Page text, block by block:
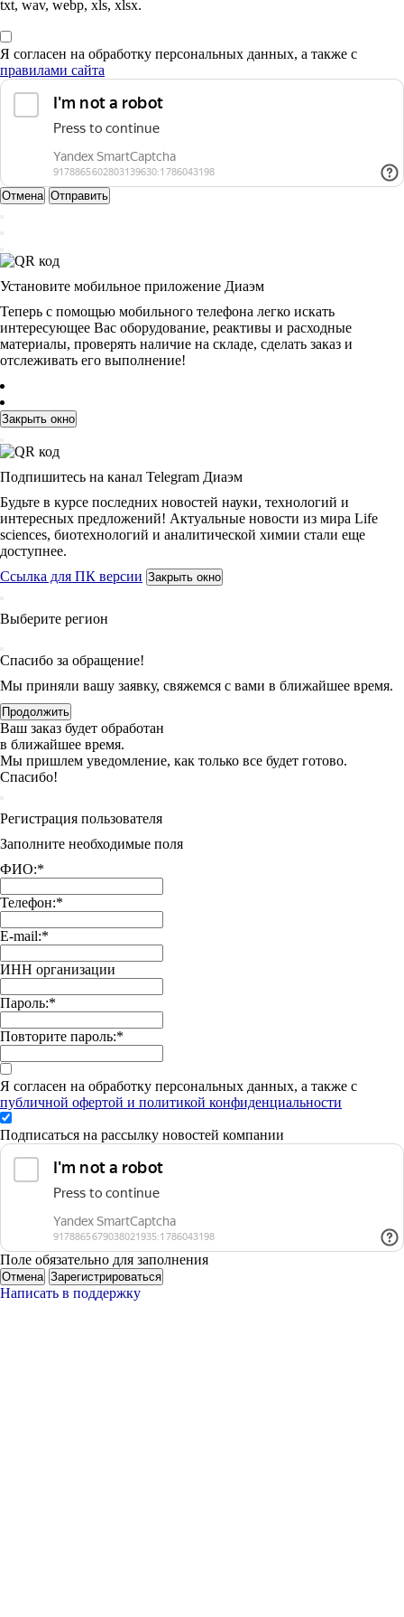
txt, wav, webp, xls, xlsx.
Я согласен на обработку персональных данных, а также с
правилами сайта
Отмена Отправить
Установите мобильное приложение Диаэм
Теперь с помощью мобильного телефона легко искать
интересующее Вас оборудование, реактивы и расходные
материалы, проверять наличие на складе, сделать заказ и
отслеживать его выполнение!
Закрыть окно
Подпишитесь на канал Telegram Диаэм
Будьте в курсе последних новостей науки, технологий и
интересных предложений! Актуальные новости из мира Life
sciences, биотехнологий и аналитической химии стали еще
доступнее.
Ссылка для ПК версии Закрыть окно
Выберите регион
Спасибо за обращение!
Мы приняли вашу заявку, свяжемся с вами в ближайшее время.
Продолжить
Ваш заказ будет обработан
в ближайшее время.
Мы пришлем уведомление, как только все будет готово.
Спасибо!
Регистрация пользователя
Заполните необходимые поля
ФИО:*
Телефон:*
E-mail:*
ИНН организации
Пароль:*
Повторите пароль:*
Я согласен на обработку персональных данных, а также с
публичной офертой и политикой конфиденциальности
Подписаться на рассылку новостей компании
Поле обязательно для заполнения
Отмена Зарегистрироваться
Написать в поддержку